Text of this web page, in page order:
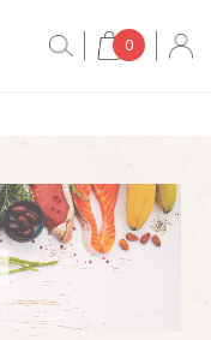
0